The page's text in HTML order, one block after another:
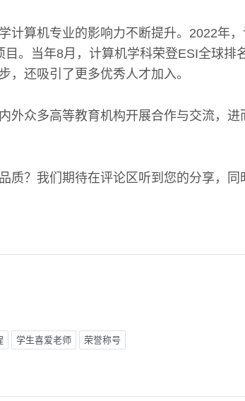
计算机专业的影响力不断提升。2022年
。当年8月，计算机学科荣登ESI全球排
，还吸引了更多优秀人才加入。
外众多高等教育机构开展合作与交流，进
质？我们期待在评论区听到您的分享，同
学生喜爱老师 荣誉称号